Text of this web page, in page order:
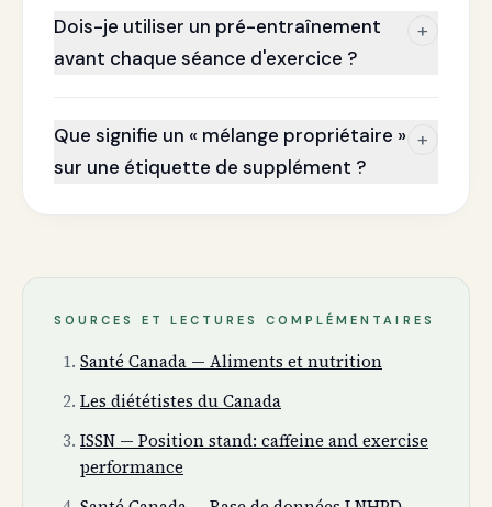
Dois-je utiliser un pré-entraînement
avant chaque séance d'exercice ?
+
Que signifie un « mélange propriétaire »
sur une étiquette de supplément ?
+
SOURCES ET LECTURES COMPLÉMENTAIRES
Santé Canada — Aliments et nutrition
Les diététistes du Canada
ISSN — Position stand: caffeine and exercise
performance